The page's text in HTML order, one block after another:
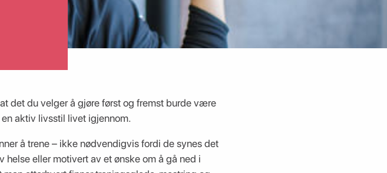
det du velger å gjøre først og fremst burde være
aktiv livsstil livet igjennom.
å trene – ikke nødvendigvis fordi de synes det
helse eller motivert av et ønske om å gå ned i